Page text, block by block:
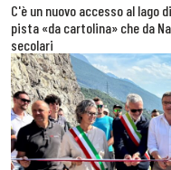
C'è un nuovo accesso al lago
pista «da cartolina» che da
secolari